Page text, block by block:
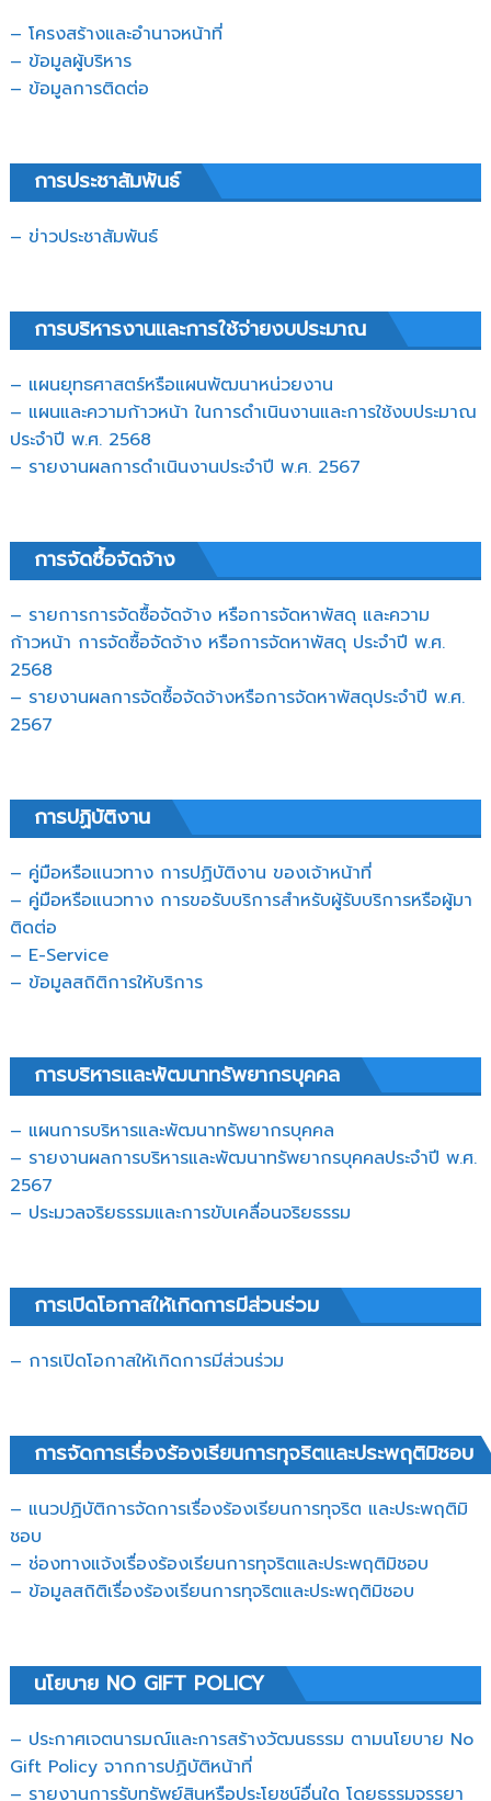
– โครงสร้างและอำนาจหน้าที่
– ข้อมูลผู้บริหาร
– ข้อมูลการติดต่อ
การประชาสัมพันธ์
– ข่าวประชาสัมพันธ์
การบริหารงานและการใช้จ่ายงบประมาณ
– แผนยุทธศาสตร์หรือแผนพัฒนาหน่วยงาน
– แผนและความก้าวหน้า ในการดำเนินงานและการใช้งบประมาณ
ประจำปี พ.ศ. 2568
– รายงานผลการดำเนินงานประจำปี พ.ศ. 2567
การจัดซื้อจัดจ้าง
– รายการการจัดซื้อจัดจ้าง หรือการจัดหาพัสดุ และความ
ก้าวหน้า การจัดซื้อจัดจ้าง หรือการจัดหาพัสดุ ประจำปี พ.ศ.
2568
– รายงานผลการจัดซื้อจัดจ้างหรือการจัดหาพัสดุประจำปี พ.ศ.
2567
การปฏิบัติงาน
– คู่มือหรือแนวทาง การปฏิบัติงาน ของเจ้าหน้าที่
– คู่มือหรือแนวทาง การขอรับบริการสำหรับผู้รับบริการหรือผู้มา
ติดต่อ
– E-Service
– ข้อมูลสถิติการให้บริการ
การบริหารและพัฒนาทรัพยากรบุคคล
– แผนการบริหารและพัฒนาทรัพยากรบุคคล
– รายงานผลการบริหารและพัฒนาทรัพยากรบุคคลประจำปี พ.ศ.
2567
– ประมวลจริยธรรมและการขับเคลื่อนจริยธรรม
การเปิดโอกาสให้เกิดการมีส่วนร่วม
– การเปิดโอกาสให้เกิดการมีส่วนร่วม
การจัดการเรื่องร้องเรียนการทุจริตและประพฤติมิชอบ
– แนวปฏิบัติการจัดการเรื่องร้องเรียนการทุจริต และประพฤติมิ
ชอบ
– ช่องทางแจ้งเรื่องร้องเรียนการทุจริตและประพฤติมิชอบ
– ข้อมูลสถิติเรื่องร้องเรียนการทุจริตและประพฤติมิชอบ
นโยบาย NO GIFT POLICY
– ประกาศเจตนารมณ์และการสร้างวัฒนธรรม ตามนโยบาย No
Gift Policy จากการปฏิบัติหน้าที่
– รายงานการรับทรัพย์สินหรือประโยชน์อื่นใด โดยธรรมจรรยา